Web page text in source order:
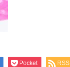
Pocket RSS